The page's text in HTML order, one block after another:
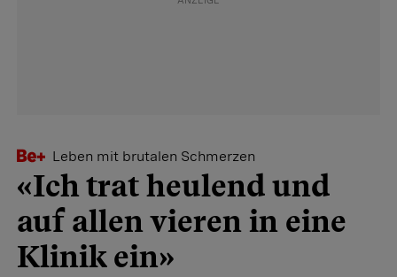
Leben mit brutalen Schmerzen
«Ich trat heulend und
auf allen vieren in eine
Klinik ein»